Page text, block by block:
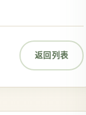
返回列表